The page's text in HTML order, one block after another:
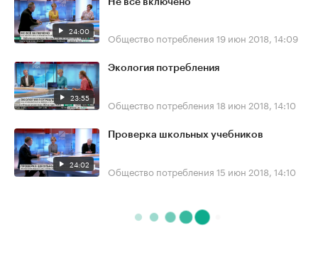
24:00 Общество потребления 19 июн 2018, 14:09
23:55
Экология потребления
Общество потребления 18 июн 2018, 14:10
24:02
Проверка школьных учебников
Общество потребления 15 июн 2018, 14:10